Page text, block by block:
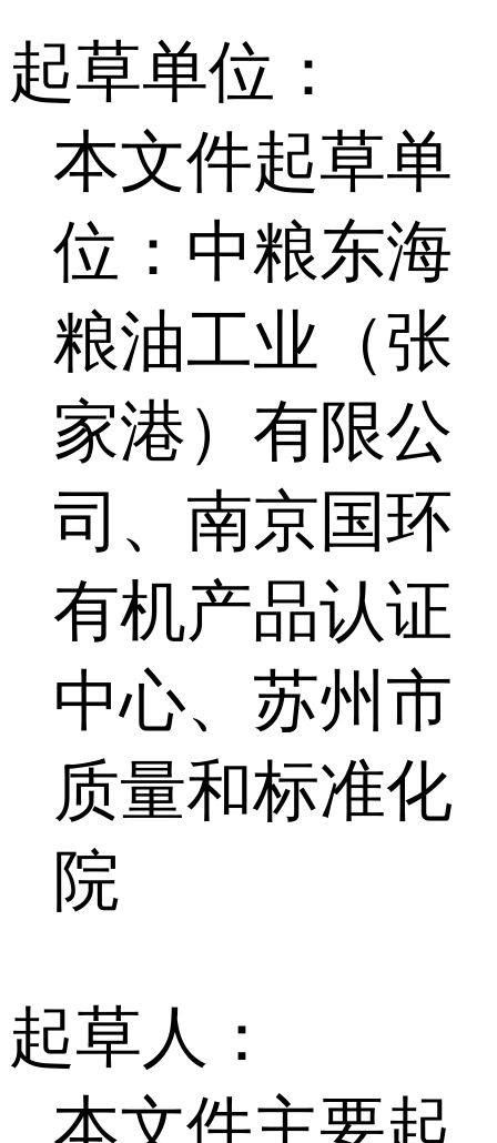
起草单位：
本文件起草单
位：中粮东海
粮油工业（张
家港）有限公
司、南京国环
有机产品认证
中心、苏州市
质量和标准化
院
起草人：
本文件主要起